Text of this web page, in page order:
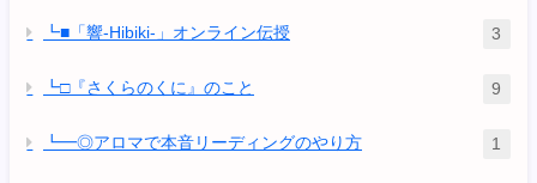
┗■「響-Hibiki-」オンライン伝授 3
┗□『さくらのくに』のこと 9
┗━◎アロマで本音リーディングのやり方 1